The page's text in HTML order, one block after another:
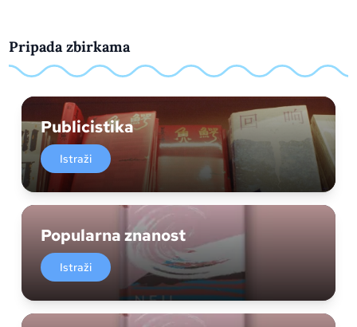
Pripada zbirkama
Publicistika
Istraži
Popularna znanost
Istraži